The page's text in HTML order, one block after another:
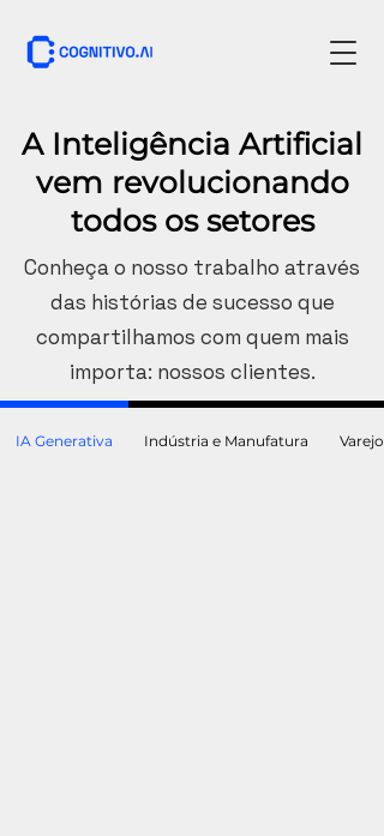
A Inteligência Artificial
vem revolucionando
todos os setores
Conheça o nosso trabalho através
das histórias de sucesso que
compartilhamos com quem mais
importa: nossos clientes.
IA Generativa Indústria e Manufatura Varejo